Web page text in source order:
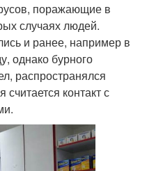
поражающие в
случаях людей.
и ранее, например в
однако бурного
распространялся
контакт с